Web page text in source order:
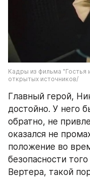
Кадры из фильма
открытых источников/
Главный герой,
достойно. У него
обратно, не
оказался не
положение во
безопасности
Вертера, такой